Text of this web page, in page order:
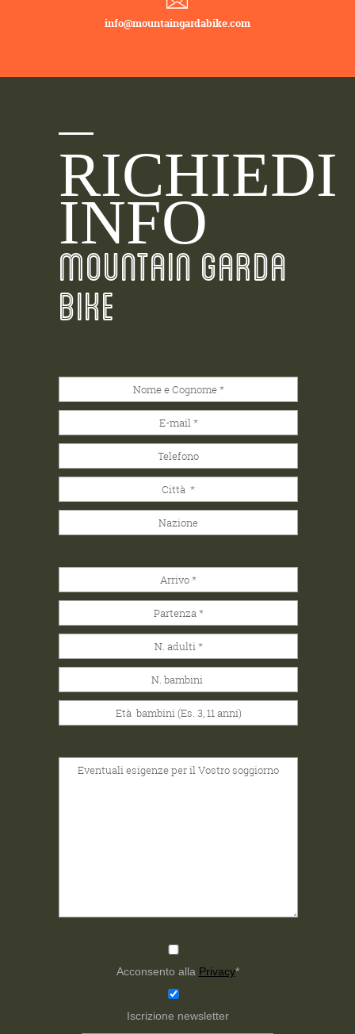
info@mountaingardabike.com
RICHIEDI
INFO
MOUNTAIN GARDA
BIKE
Acconsento alla Privacy*
Iscrizione newsletter